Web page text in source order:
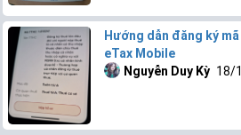
Hướng dẫn đăng ký
eTax Mobile
Nguyễn Duy Kỳ 18/